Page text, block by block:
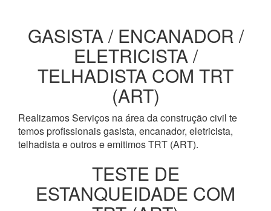
GASISTA / ENCANADOR /
ELETRICISTA /
TELHADISTA COM TRT
(ART)
Realizamos Serviços na área da construção civil te
temos profissionais gasista, encanador, eletricista,
telhadista e outros e emitimos TRT (ART).
TESTE DE
ESTANQUEIDADE COM